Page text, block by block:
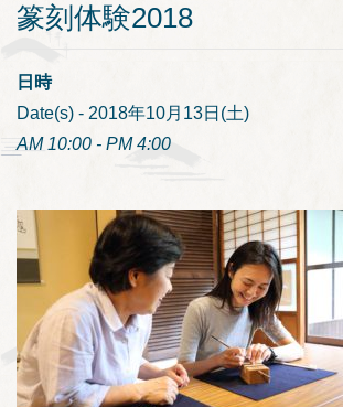
篆刻体験2018
日時
Date(s) - 2018年10月13日(土)
AM 10:00 - PM 4:00